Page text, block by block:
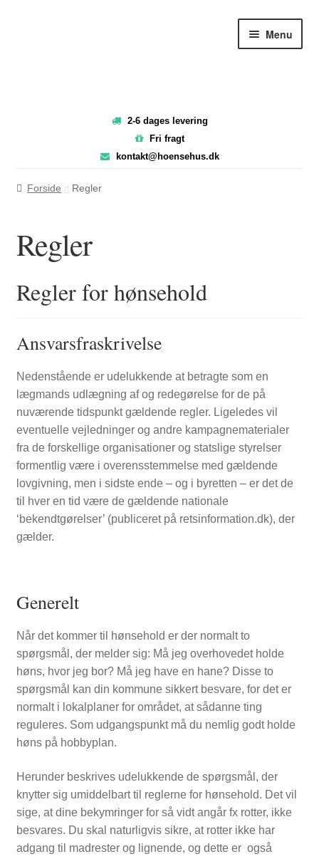
Menu
NYTTIG VIDEN
2-6 dages levering
Fri fragt
kontakt@hoensehus.dk
Forside Regler
Regler
Regler for hønsehold
Ansvarsfraskrivelse
Nedenstående er udelukkende at betragte som en
lægmands udlægning af og redegørelse for de på
nuværende tidspunkt gældende regler. Ligeledes vil
eventuelle vejledninger og andre kampagnematerialer
fra de forskellige organisationer og statslige styrelser
formentlig være i overensstemmelse med gældende
lovgivning, men i sidste ende – og i byretten – er det de
til hver en tid være de gældende nationale
‘bekendtgørelser’ (publiceret på retsinformation.dk), der
gælder.
Generelt
Når det kommer til hønsehold er der normalt to
spørgsmål, der melder sig: Må jeg overhovedet holde
høns, hvor jeg bor? Må jeg have en hane? Disse to
spørgsmål kan din kommune sikkert besvare, for det er
normalt i lokalplaner for området, at sådanne ting
reguleres. Som udgangspunkt må du nemlig godt holde
høns på hobbyplan.
Herunder beskrives udelukkende de spørgsmål, der
knytter sig umiddelbart til reglerne for hønsehold. Det vil
sige, at dine bekymringer for så vidt angår fx rotter, ikke
besvares. Du skal naturligvis sikre, at rotter ikke har
adgang til madrester og lignende, og dette er også